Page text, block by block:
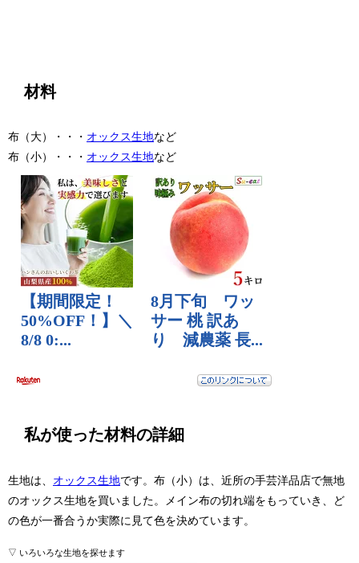
材料
布（大）・・・ オックス生地など
布（小）・・・ オックス生地など
私が使った材料の詳細
生地は、 オックス生地です。布（小）は、近所の手芸洋品店で無地
のオックス生地を買いました。メイン布の切れ端をもっていき、ど
の色が一番合うか実際に見て色を決めています。
▽ いろいろな生地を探せます